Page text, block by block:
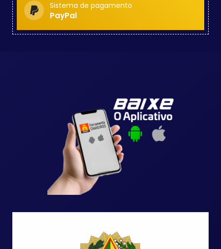
Sistema de pagamento
PayPal